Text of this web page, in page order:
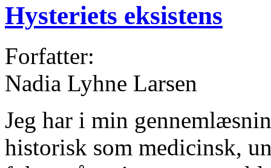
Hysteriets eksistens
Forfatter:
Nadia Lyhne Larsen
Jeg har i min
historisk som medicinsk,